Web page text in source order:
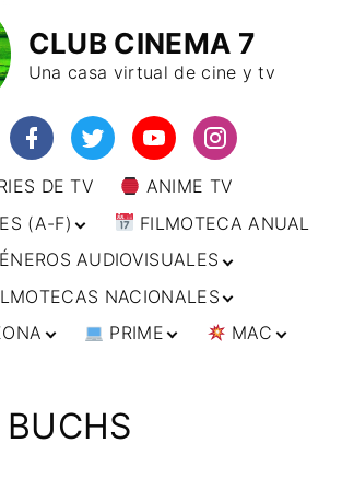
CLUB CINEMA 7
Una casa virtual de cine y tv
DE TV
ANIME TV
(A-F)
(F-L)
(L-
FILMOTECA ANUAL
AUDIOVISUALES
MARCIALES
DOCUMENTAL
NACIONALES
PRIME
IMPRESCINDIBLES
MAC